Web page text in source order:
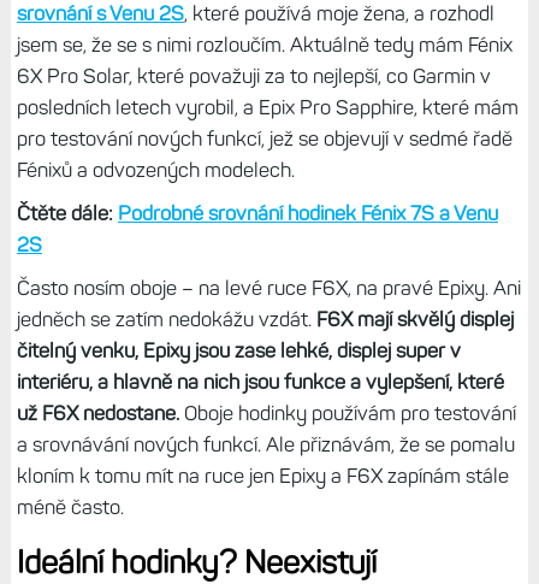
srovnání s Venu 2S, které používá moje žena, a rozhodl
jsem se, že se s nimi rozloučím. Aktuálně tedy mám Fénix
6X Pro Solar, které považuji za to nejlepší, co Garmin v
posledních letech vyrobil, a Epix Pro Sapphire, které mám
pro testování nových funkcí, jež se objevují v sedmé řadě
Fénixů a odvozených modelech.
Čtěte dále: Podrobné srovnání hodinek Fénix 7S a Venu
2S
Často nosím oboje – na levé ruce F6X, na pravé Epixy. Ani
jedněch se zatím nedokážu vzdát. F6X mají skvělý displej
čitelný venku, Epixy jsou zase lehké, displej super v
interiéru, a hlavně na nich jsou funkce a vylepšení, které
už F6X nedostane. Oboje hodinky používám pro testování
a srovnávání nových funkcí. Ale přiznávám, že se pomalu
kloním k tomu mít na ruce jen Epixy a F6X zapínám stále
méně často.
Ideální hodinky? Neexistují